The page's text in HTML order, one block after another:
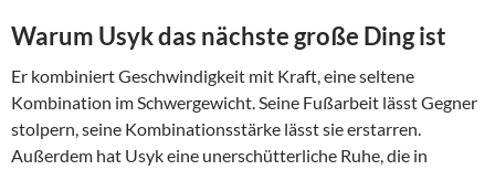
Warum Usyk das nächste große Ding ist
Er kombiniert Geschwindigkeit mit Kraft, eine seltene
Kombination im Schwergewicht. Seine Fußarbeit lässt Gegner
stolpern, seine Kombinationsstärke lässt sie erstarren.
Außerdem hat Usyk eine unerschütterliche Ruhe, die in